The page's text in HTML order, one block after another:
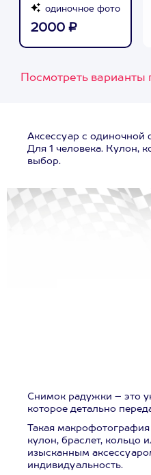
одиночное фото
2000 ₽
Посмотреть варианты
Аксессуар с одиночной
Для 1 человека. Кулон,
выбор.
Снимок радужки – это
которое детально
Такая
кулон, браслет, кольцо
изысканным
индивидуальность.